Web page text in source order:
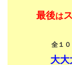
最後は
全１
大大